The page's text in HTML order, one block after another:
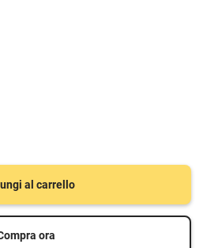
al carrello
ora